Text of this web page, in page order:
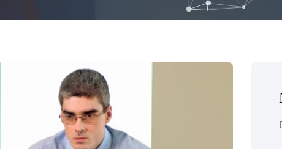
CORPORATIVO
DERECHO DIGITAL E IA
DERECHO INMOBILIARIO
ASESORÍA EN DERECHO AMBIENTAL ASESORÍA EN DERECHO